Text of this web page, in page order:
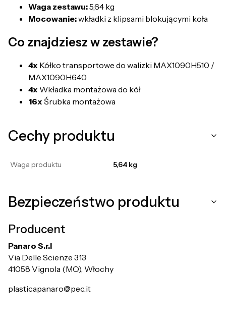
Waga zestawu:5,64 kg
Mocowanie:wkładki z klipsami blokującymi koła
Co znajdziesz w zestawie?
4x Kółko transportowe do walizki MAX1090H510 /
MAX1090H640
4x Wkładka montażowa do kół
16x Śrubka montażowa
Cechy produktu
Waga produktu 5,64 kg
Bezpieczeństwo produktu
Producent
Panaro S.r.l
Via Delle Scienze 313
41058 Vignola (MO), Włochy
plasticapanaro@pec.it